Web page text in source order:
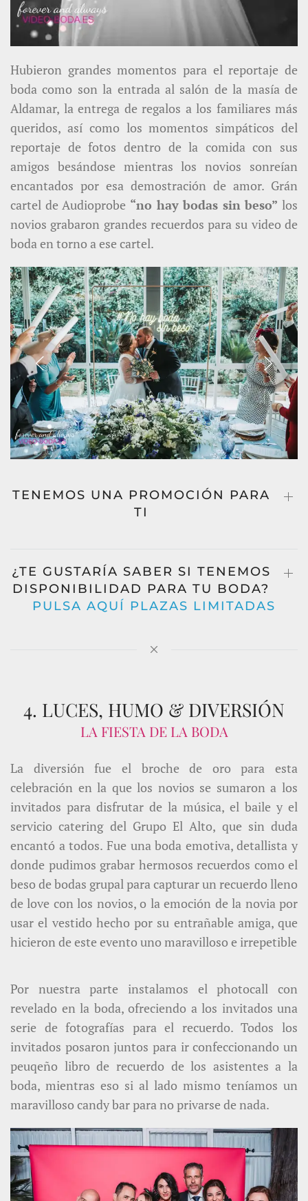
Hubieron grandes momentos para el reportaje de
boda como son la entrada al salón de la masía de
Aldamar, la entrega de regalos a los familiares más
queridos, así como los momentos simpáticos del
reportaje de fotos dentro de la comida con sus
amigos besándose mientras los novios sonreían
encantados por esa demostración de amor. Grán
cartel de Audioprobe “no hay bodas sin beso” los
novios grabaron grandes recuerdos para su video de
boda en torno a ese cartel.
TENEMOS UNA PROMOCIÓN PARA
TI
¿TE GUSTARÍA SABER SI TENEMOS
DISPONIBILIDAD PARA TU BODA?
PULSA AQUÍ PLAZAS LIMITADAS
4. LUCES, HUMO & DIVERSIÓN
LA FIESTA DE LA BODA
La diversión fue el broche de oro para esta
celebración en la que los novios se sumaron a los
invitados para disfrutar de la música, el baile y el
servicio catering del Grupo El Alto, que sin duda
encantó a todos. Fue una boda emotiva, detallista y
donde pudimos grabar hermosos recuerdos como el
beso de bodas grupal para capturar un recuerdo lleno
de love con los novios, o la emoción de la novia por
usar el vestido hecho por su entrañable amiga, que
hicieron de este evento uno maravilloso e irrepetible
Por nuestra parte instalamos el photocall con
revelado en la boda, ofreciendo a los invitados una
serie de fotografías para el recuerdo. Todos los
invitados posaron juntos para ir confeccionando un
peuqeño libro de recuerdo de los asistentes a la
boda, mientras eso si al lado mismo teníamos un
maravilloso candy bar para no privarse de nada.